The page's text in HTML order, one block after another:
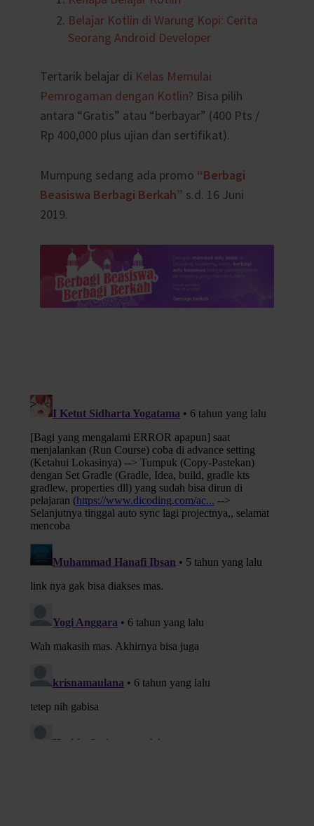
Belajar Kotlin di Warung Kopi: Cerita
Seorang Android Developer
Tertarik belajar di Kelas Memulai
Pemrogaman dengan Kotlin? Bisa pilih
antara “Gratis” atau “berbayar” (400 Pts /
Rp 400,000 plus ujian dan sertifikat).
Mumpung sedang ada promo “Berbagi
Beasiswa Berbagi Berkah” s.d. 16 Juni
2019.